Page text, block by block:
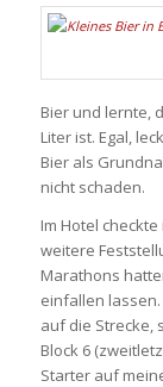
Bier und lernte,
Liter ist. Egal,
Bier als
nicht schaden.
Im Hotel
weitere
Marathons
einfallen
auf die Strecke,
Block 6
Starter auf